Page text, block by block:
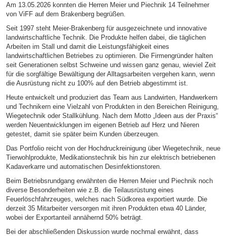
Am 13.05.2026 konnten die Herren Meier und Piechnik 14 Teilnehmer
von ViFF auf dem Brakenberg begrüßen.
Seit 1997 steht Meier-Brakenberg für ausgezeichnete und innovative
landwirtschaftliche Technik. Die Produkte helfen dabei, die täglichen
Arbeiten im Stall und damit die Leistungsfähigkeit eines
landwirtschaftlichen Betriebes zu optimieren. Die Firmengründer halten
seit Generationen selbst Schweine und wissen ganz genau, wieviel Zeit
für die sorgfältige Bewältigung der Alltagsarbeiten vergehen kann, wenn
die Ausrüstung nicht zu 100% auf den Betrieb abgestimmt ist.
Heute entwickelt und produziert das Team aus Landwirten, Handwerkern
und Technikern eine Vielzahl von Produkten in den Bereichen Reinigung,
Wiegetechnik oder Stallkühlung. Nach dem Motto „Ideen aus der Praxis“
werden Neuentwicklungen im eigenen Betrieb auf Herz und Nieren
getestet, damit sie später beim Kunden überzeugen.
Das Portfolio reicht von der Hochdruckreinigung über Wiegetechnik, neue
Tierwohlprodukte, Medikationstechnik bis hin zur elektrisch betriebenen
Kadaverkarre und automatischen Desinfektionstoren.
Beim Betriebsrundgang erwähnten die Herren Meier und Piechnik noch
diverse Besonderheiten wie z.B. die Teilausrüstung eines
Feuerlöschfahrzeuges, welches nach Südkorea exportiert wurde. Die
derzeit 35 Mitarbeiter versorgen mit ihren Produkten etwa 40 Länder,
wobei der Exportanteil annähernd 50% beträgt.
Bei der abschließenden Diskussion wurde nochmal erwähnt, dass